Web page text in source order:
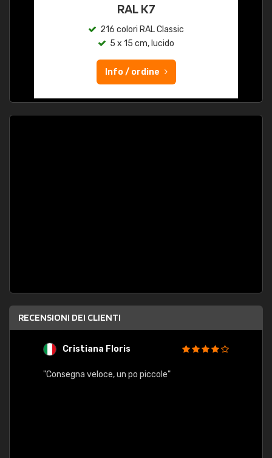
RAL K7
216 colori RAL Classic
5 x 15 cm, lucido
Info / ordine
RECENSIONI DEI CLIENTI
Cristiana Floris
"Consegna veloce, un po piccole"